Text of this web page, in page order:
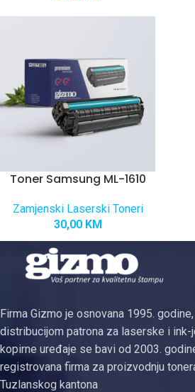
Toner Samsung ML-1610
Zamjenski Laserski Toneri
30,00 KM
Firma Gizmo je osnovana 1995.
distribucijom patrona za laserske i
kopirne uređaje se bavi od 2003.
registrovana firma za proizvodnju
Tuzlanskog kantona